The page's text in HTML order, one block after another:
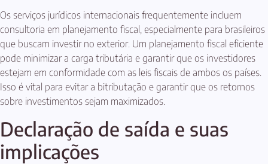
Os serviços jurídicos internacionais frequentemente incluem
consultoria em planejamento fiscal, especialmente para brasileiros
que buscam investir no exterior. Um planejamento fiscal eficiente
pode minimizar a carga tributária e garantir que os investidores
estejam em conformidade com as leis fiscais de ambos os países.
Isso é vital para evitar a bitributação e garantir que os retornos
sobre investimentos sejam maximizados.
Declaração de saída e suas
implicações